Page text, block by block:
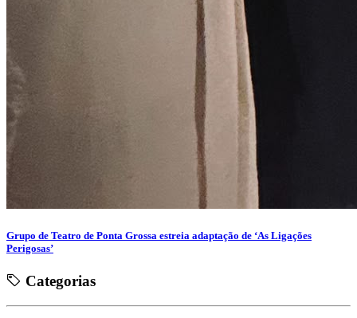
Grupo de Teatro de Ponta Grossa estreia adaptação de ‘As Ligações
Perigosas’
Categorias